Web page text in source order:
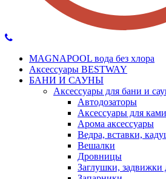
MAGNAPOOL вода без хлора
Аксессуары BESTWAY
БАНИ И САУНЫ
Аксессуары для бани и
Автодозаторы
Аксессуары для
Арома аксессуары
Ведра, вставки,
Вешалки
Дровницы
Заглушки, задвижки